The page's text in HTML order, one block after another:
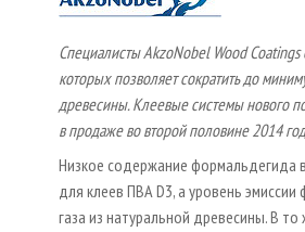
Специалисты AkzoNobel Wood
которых позволяет сократить до
древесины. Клеевые системы нового
в продаже во второй половине 2014
Низкое содержание формальдегида
для клеев ПВА D3, а уровень
газа из натуральной древесины. В